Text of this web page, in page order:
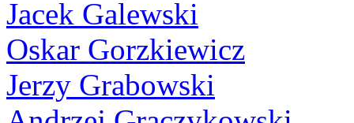
Jacek Galewski
Oskar Gorzkiewicz
Jerzy Grabowski